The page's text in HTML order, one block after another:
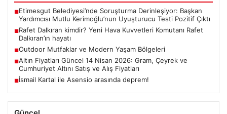
■Etimesgut Belediyesi’nde Soruşturma Derinleşiyor: Başkan
Yardımcısı Mutlu Kerimoğlu’nun Uyuşturucu Testi Pozitif Çıktı
■Rafet Dalkıran kimdir? Yeni Hava Kuvvetleri Komutanı Rafet
Dalkıran’ın hayatı
■Outdoor Mutfaklar ve Modern Yaşam Bölgeleri
■Altın Fiyatları Güncel 14 Nisan 2026: Gram, Çeyrek ve
Cumhuriyet Altını Satış ve Alış Fiyatları
■İsmail Kartal ile Asensio arasında deprem!